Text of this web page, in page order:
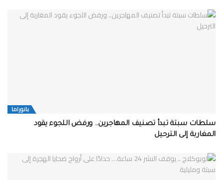
بانوراما
سلطات سبتة تبدأ تصنيف المهاجرين.. ورفض اللجوء يقود
المغاربة إلى الترحيل